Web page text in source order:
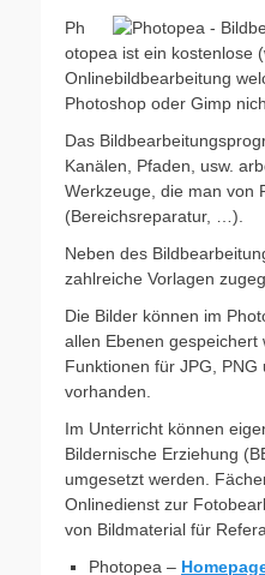
Ph
otopea ist ein kostenlose
Onlinebildbearbeitung
Photoshop oder Gimp
Das
Kanälen, Pfaden, usw.
Werkzeuge, die man von
(Bereichsreparatur, …).
Neben des
zahlreiche Vorlagen
Die Bilder können im
allen Ebenen gespeichert
Funktionen für JPG, PNG
vorhanden.
Im Unterricht können
Bildernische Erziehung
umgesetzt werden.
Onlinedienst zur
von Bildmaterial für
Photopea –